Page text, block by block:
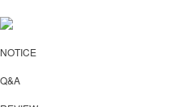
NOTICE
Q&A